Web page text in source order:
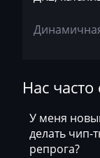
Extreme
Farmtrac
FAW
Fendt
Нас
У меня
делать чип-
репрога?